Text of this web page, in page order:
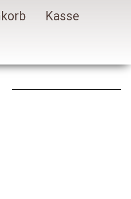
Kasse